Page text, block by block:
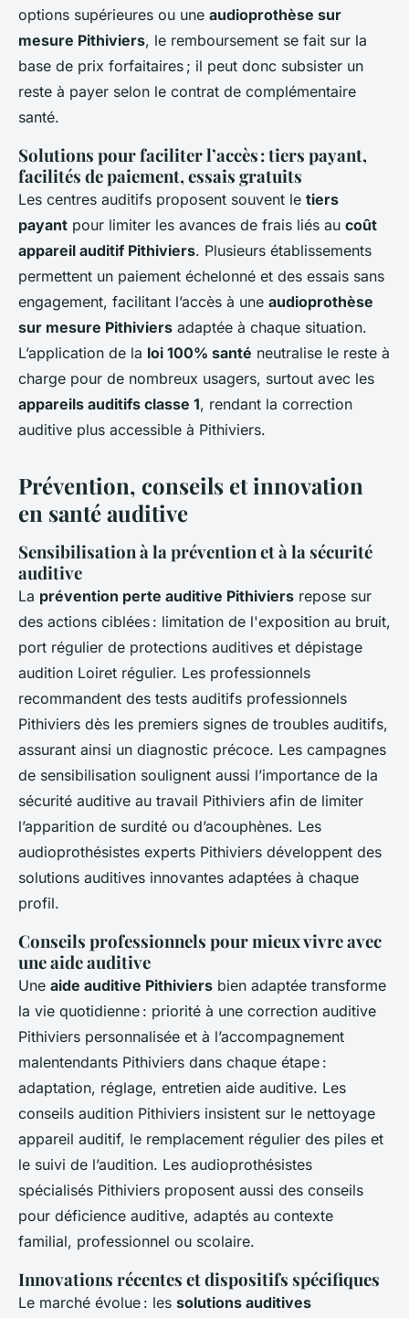
options supérieures ou une audioprothèse sur
mesure Pithiviers, le remboursement se fait sur la
base de prix forfaitaires ; il peut donc subsister un
reste à payer selon le contrat de complémentaire
santé.
Solutions pour faciliter l’accès : tiers payant,
facilités de paiement, essais gratuits
Les centres auditifs proposent souvent le tiers
payant pour limiter les avances de frais liés au coût
appareil auditif Pithiviers. Plusieurs établissements
permettent un paiement échelonné et des essais sans
engagement, facilitant l’accès à une audioprothèse
sur mesure Pithiviers adaptée à chaque situation.
L’application de la loi 100% santé neutralise le reste à
charge pour de nombreux usagers, surtout avec les
appareils auditifs classe 1, rendant la correction
auditive plus accessible à Pithiviers.
Prévention, conseils et innovation
en santé auditive
Sensibilisation à la prévention et à la sécurité
auditive
La prévention perte auditive Pithiviers repose sur
des actions ciblées : limitation de l'exposition au bruit,
port régulier de protections auditives et dépistage
audition Loiret régulier. Les professionnels
recommandent des tests auditifs professionnels
Pithiviers dès les premiers signes de troubles auditifs,
assurant ainsi un diagnostic précoce. Les campagnes
de sensibilisation soulignent aussi l’importance de la
sécurité auditive au travail Pithiviers afin de limiter
l’apparition de surdité ou d’acouphènes. Les
audioprothésistes experts Pithiviers développent des
solutions auditives innovantes adaptées à chaque
profil.
Conseils professionnels pour mieux vivre avec
une aide auditive
Une aide auditive Pithiviers bien adaptée transforme
la vie quotidienne : priorité à une correction auditive
Pithiviers personnalisée et à l’accompagnement
malentendants Pithiviers dans chaque étape :
adaptation, réglage, entretien aide auditive. Les
conseils audition Pithiviers insistent sur le nettoyage
appareil auditif, le remplacement régulier des piles et
le suivi de l’audition. Les audioprothésistes
spécialisés Pithiviers proposent aussi des conseils
pour déficience auditive, adaptés au contexte
familial, professionnel ou scolaire.
Innovations récentes et dispositifs spécifiques
Le marché évolue : les solutions auditives